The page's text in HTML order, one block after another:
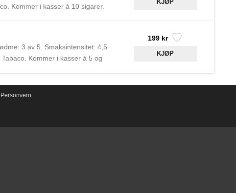
Kommer i kasser á 10 sigarer.
3 av 5. Smaksintensitet: 4,5
Kommer i kasser á 5 og
199 kr
Personvern